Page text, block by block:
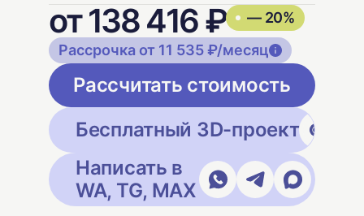
от 138 416 ₽
— 20%
Рассрочка от 11 535 ₽/месяц
Рассчитать стоимость
Бесплатный 3D-проект
Написать в
WA, TG, MAX